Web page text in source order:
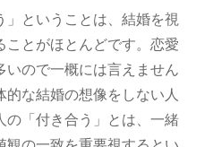
ということは、結婚を視
とがほとんどです。恋愛
いので一概には言えません
な結婚の想像をしない人
の「付き合う」とは、一緒